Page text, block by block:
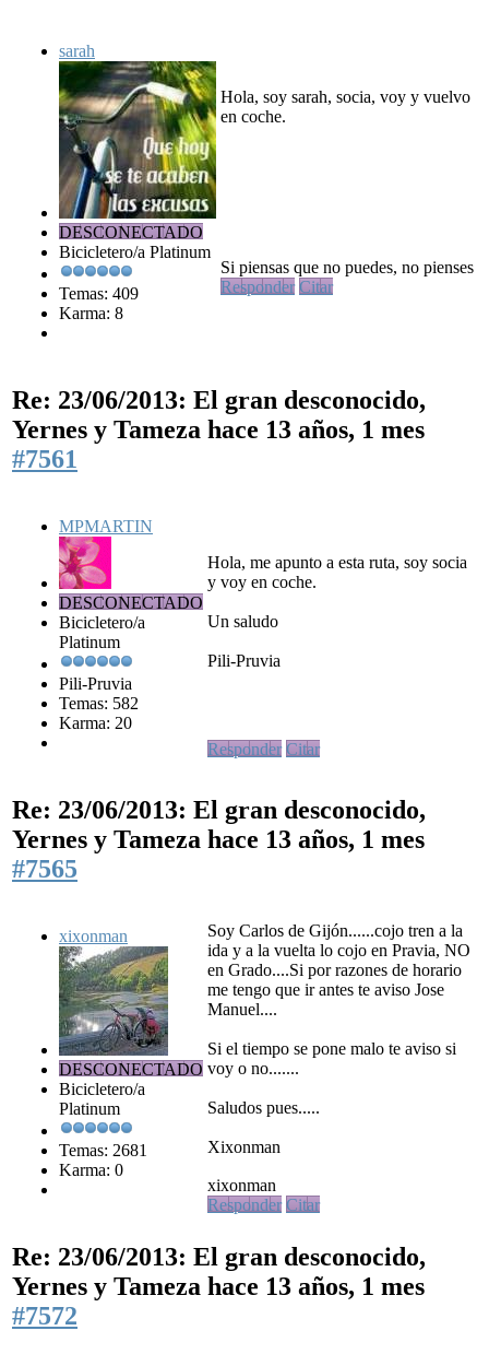
sarah
DESCONECTADO
Bicicletero/a Platinum
Temas: 409
Karma: 8
Hola, soy sarah, socia, voy y vuelvo
en coche.
Si piensas que no puedes, no pienses
Responder Citar
Re: 23/06/2013: El gran desconocido,
Yernes y Tameza hace 13 años, 1 mes
#7561
MPMARTIN
DESCONECTADO
Bicicletero/a
Platinum
Pili-Pruvia
Temas: 582
Karma: 20
Hola, me apunto a esta ruta, soy socia
y voy en coche.
Un saludo
Pili-Pruvia
Responder Citar
Re: 23/06/2013: El gran desconocido,
Yernes y Tameza hace 13 años, 1 mes
#7565
xixonman
DESCONECTADO
Bicicletero/a
Platinum
Temas: 2681
Karma: 0
Soy Carlos de Gijón......cojo tren a la
ida y a la vuelta lo cojo en Pravia, NO
en Grado....Si por razones de horario
me tengo que ir antes te aviso Jose
Manuel....
Si el tiempo se pone malo te aviso si
voy o no.......
Saludos pues.....
Xixonman
xixonman
Responder Citar
Re: 23/06/2013: El gran desconocido,
Yernes y Tameza hace 13 años, 1 mes
#7572